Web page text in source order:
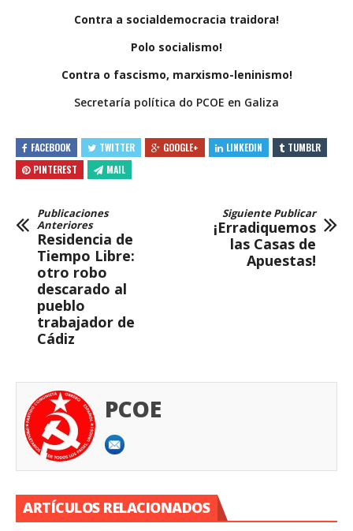
Contra a socialdemocracia traidora!
Polo socialismo!
Contra o fascismo, marxismo-leninismo!
Secretaría política do PCOE en Galiza
FACEBOOK TWITTER GOOGLE+ LINKEDIN
TUMBLR
PINTEREST
MAIL
Publicaciones
Anteriores
Residencia de
Tiempo Libre:
otro robo
descarado al
pueblo
trabajador de
Cádiz
Siguiente Publicar
¡Erradiquemos
las Casas de
Apuestas!
PCOE
ARTÍCULOS RELACIONADOS